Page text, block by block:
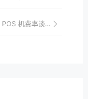
机费率谈判技巧分享